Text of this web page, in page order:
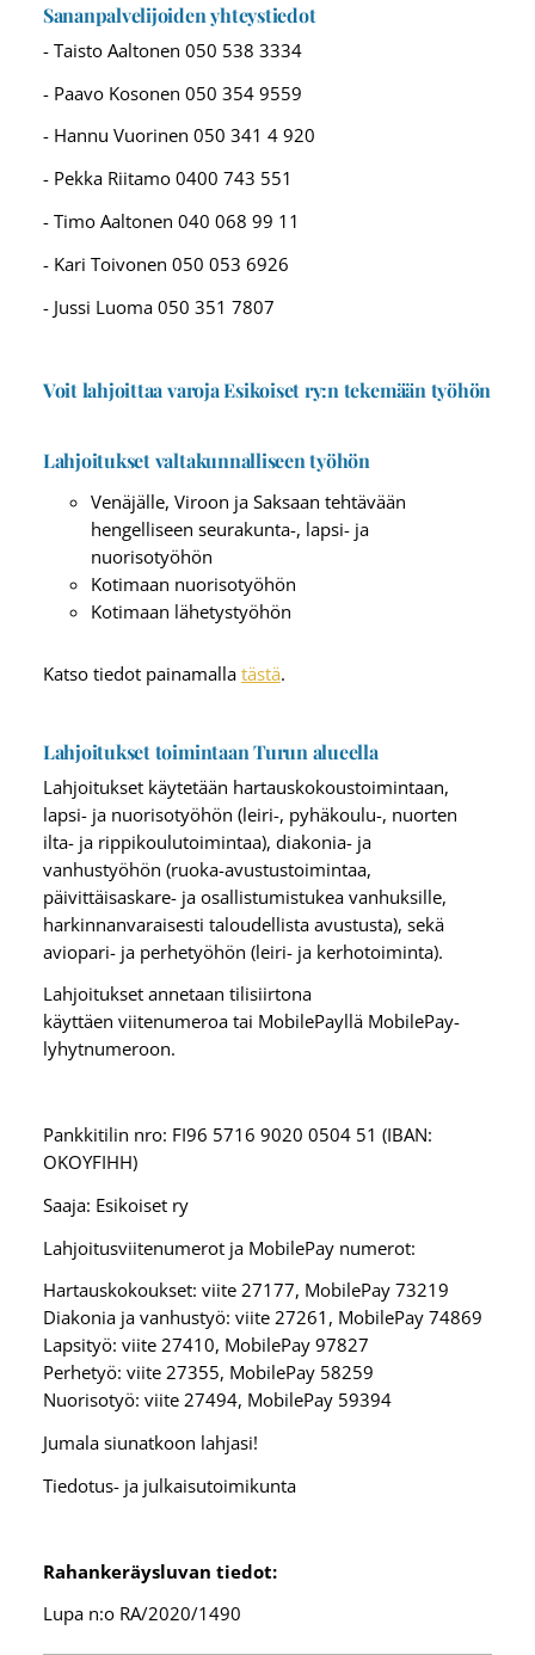
Sananpalvelijoiden yhteystiedot
- Taisto Aaltonen 050 538 3334
- Paavo Kosonen 050 354 9559
- Hannu Vuorinen 050 341 4 920
- Pekka Riitamo 0400 743 551
- Timo Aaltonen 040 068 99 11
- Kari Toivonen 050 053 6926
- Jussi Luoma 050 351 7807
Voit lahjoittaa varoja Esikoiset ry:n tekemään työhön
Lahjoitukset valtakunnalliseen työhön
Venäjälle, Viroon ja Saksaan tehtävään
hengelliseen seurakunta-, lapsi- ja
nuorisotyöhön
Kotimaan nuorisotyöhön
Kotimaan lähetystyöhön
Katso tiedot painamalla tästä.
Lahjoitukset toimintaan Turun alueella
Lahjoitukset käytetään hartauskokoustoimintaan,
lapsi- ja nuorisotyöhön (leiri-, pyhäkoulu-, nuorten
ilta- ja rippikoulutoimintaa), diakonia- ja
vanhustyöhön (ruoka-avustustoimintaa,
päivittäisaskare- ja osallistumistukea vanhuksille,
harkinnanvaraisesti taloudellista avustusta), sekä
aviopari- ja perhetyöhön (leiri- ja kerhotoiminta).
Lahjoitukset annetaan tilisiirtona
käyttäen viitenumeroa tai MobilePayllä MobilePay-
lyhytnumeroon.
Pankkitilin nro: FI96 5716 9020 0504 51 (IBAN:
OKOYFIHH)
Saaja: Esikoiset ry
Lahjoitusviitenumerot ja MobilePay numerot:
Hartauskokoukset: viite 27177, MobilePay 73219
Diakonia ja vanhustyö: viite 27261, MobilePay 74869
Lapsityö: viite 27410, MobilePay 97827
Perhetyö: viite 27355, MobilePay 58259
Nuorisotyö: viite 27494, MobilePay 59394
Jumala siunatkoon lahjasi!
Tiedotus- ja julkaisutoimikunta
Rahankeräysluvan tiedot:
Lupa n:o RA/2020/1490